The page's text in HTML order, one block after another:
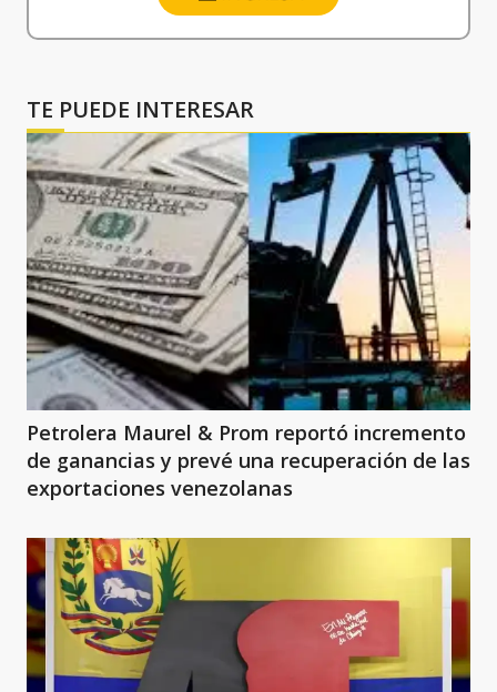
TE PUEDE INTERESAR
Petrolera Maurel & Prom reportó incremento
de ganancias y prevé una recuperación de las
exportaciones venezolanas